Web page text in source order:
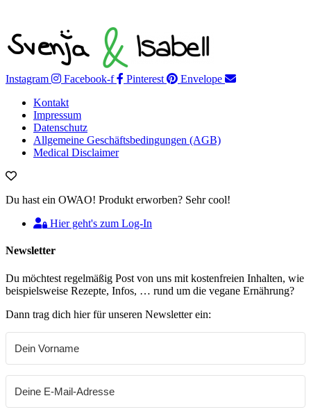
Instagram Facebook-f Pinterest
Envelope
Kontakt
Impressum
Datenschutz
Allgemeine Geschäftsbedingungen (AGB)
Medical Disclaimer
Du hast ein OWAO! Produkt erworben? Sehr cool!
Hier geht's zum Log-In
Newsletter
Du möchtest regelmäßig Post von uns mit kostenfreien Inhalten, wie
beispielsweise Rezepte, Infos, … rund um die vegane Ernährung?
Dann trag dich hier für unseren Newsletter ein: